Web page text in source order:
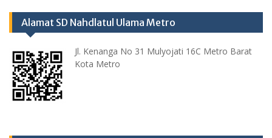
Alamat SD Nahdlatul Ulama Metro
Jl. Kenanga No 31 Mulyojati 16C Metro Barat
Kota Metro